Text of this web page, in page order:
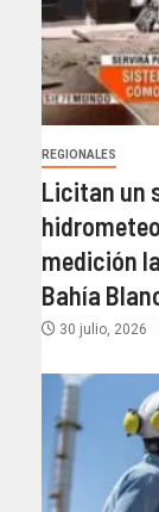
REGIONALES
Licitan un
medición
Bahía
30 julio, 2026